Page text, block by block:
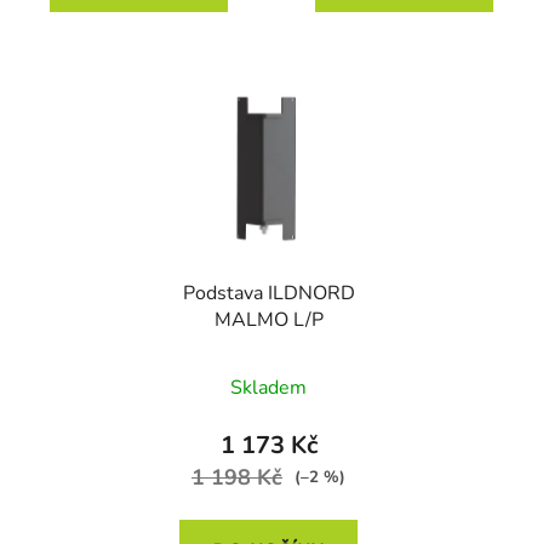
Podstava ILDNORD
MALMO L/P
Skladem
1 173 Kč
1 198 Kč (–2 %)